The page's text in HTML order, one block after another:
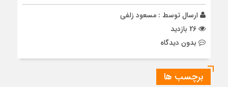
ارسال توسط : مسعود زلفی
بدون دیدگاه
برچسب ها